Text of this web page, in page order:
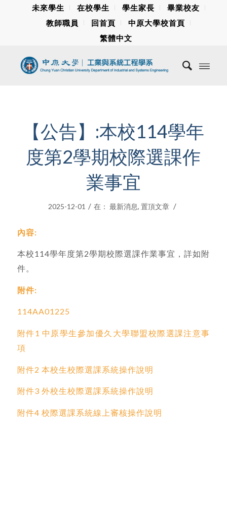
未來學生 在校學生 學生家長
畢業校友
教師職員
回首頁
中原大學校首頁
繁體中文
【公告】:本校114學年
度第2學期校際選課作
業事宜
2025-12-01 / 在： 最新消息, 置頂文章 /
內容:
本校114學年度第2學期校際選課作業事宜，詳如附
件。
附件:
114AA01225
附件1 中原學生參加優久大學聯盟校際選課注意事
項
附件2 本校生校際選課系統操作說明
附件3 外校生校際選課系統操作說明
附件4 校際選課系統線上審核操作說明